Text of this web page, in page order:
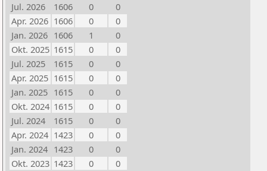
Jul. 2026
1606 0
0
Apr. 2026 1606 0
0
Jan. 2026 1606 1
0
Okt. 2025 1615 0
0
Jul. 2025
1615 0
0
Apr. 2025 1615 0
0
Jan. 2025 1615 0
0
Okt. 2024 1615 0
0
Jul. 2024
1615 0
0
Apr. 2024 1423 0
0
Jan. 2024 1423 0
0
Okt. 2023 1423 0
0